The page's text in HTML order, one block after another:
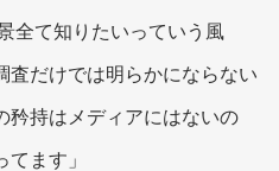
全て知りたいっていう風
査だけでは明らかにならない
矜持はメディアにはないの
ます」